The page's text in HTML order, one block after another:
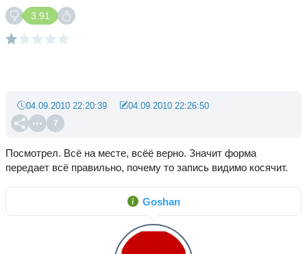
3.91
7
04.09.2010 22:20:39 04.09.2010 22:26:50
Посмотрел. Всё на месте, всёё верно. Значит форма
передает всё правильно, почему то запись видимо косячит.
Goshan